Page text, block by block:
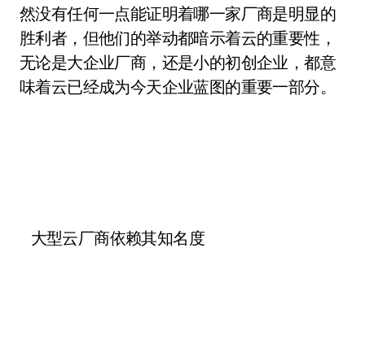
然没有任何一点能证明着哪一家厂商是明显的
胜利者，但他们的举动都暗示着云的重要性，
无论是大企业厂商，还是小的初创企业，都意
味着云已经成为今天企业蓝图的重要一部分。
大型云厂商依赖其知名度